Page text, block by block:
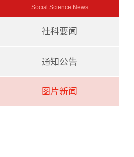
Social Science News
社科要闻
通知公告
图片新闻